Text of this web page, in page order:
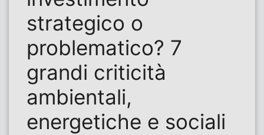
strategico o
problematico? 7
grandi criticità
ambientali,
energetiche e sociali